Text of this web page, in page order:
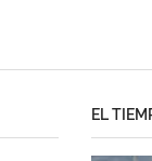
EL